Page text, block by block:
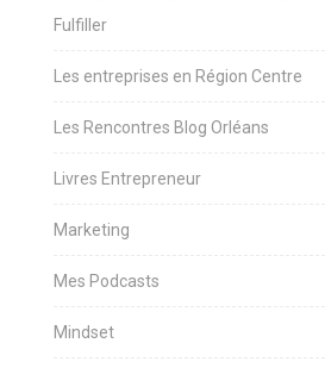
Fulfiller
Les entreprises en Région Centre
Les Rencontres Blog Orléans
Livres Entrepreneur
Marketing
Mes Podcasts
Mindset